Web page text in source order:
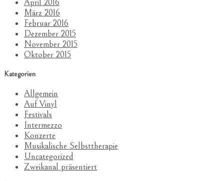
April 2016
März 2016
Februar 2016
Dezember 2015
November 2015
Oktober 2015
Kategorien
Allgemein
Auf Vinyl
Festivals
Intermezzo
Konzerte
Musikalische Selbsttherapie
Uncategorized
Zweikanal präsentiert